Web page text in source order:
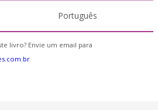
Português
livro? Envie um email para